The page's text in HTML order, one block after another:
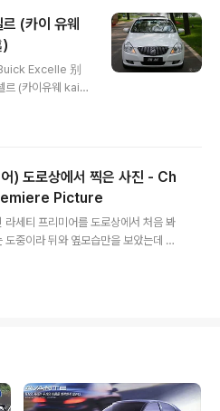
(카이 유웨
Excelle 别
르 (카이유웨 kai y
이 차량은 마이
거대 중국시장의
변경이 된걸로 보
가 인기가 좋다고
car_publi
모습은 기존 라
의 보..
) 도로상에서 찍은 사진 - Ch
Picture
세티 프리미어를 도로상에서 처음 봐
중이라 뒤와 옆모습만을 보았는데 준
국산 중형차급 차체 길이라는 느낌
파손 정도가 제일 낮다는 평가 결과가
해 보입니다. 타 회사 차량과 비교해